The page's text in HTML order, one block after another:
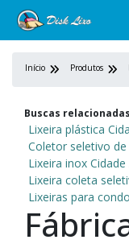
Início Produtos
Buscas
Lixeira plástica
Coletor seletivo de
Lixeira inox
Lixeira coleta
Lixeiras para